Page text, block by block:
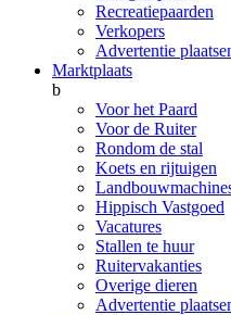
Recreatiepaarden
Verkopers
Advertentie
Marktplaats
b
Voor het Paard
Voor de Ruiter
Rondom de stal
Koets en rijtuigen
Hippisch Vastgoed
Vacatures
Stallen te huur
Ruitervakanties
Overige dieren
Advertentie